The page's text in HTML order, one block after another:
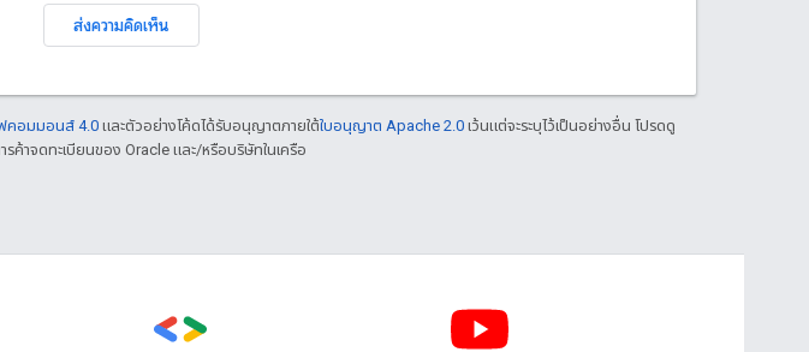
ส่งความคิดเห็น
คอมมอนส์ 4.0 และตัวอย่างโค้ดได้รับอนุญาตภายใต้ใบอนุญาต Apache 2.0 เว้นแต่จะระบุไว้เป็นอย่างอื่น โปรดดู
รค้าจดทะเบียนของ Oracle และ/หรือบริษัทในเครือ